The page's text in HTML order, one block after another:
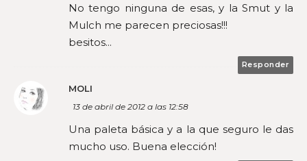
No tengo ninguna de esas, y la Smut y la
Mulch me parecen preciosas!!!
besitos...
Responder
MOLI
13 de abril de 2012 a las 12:58
Una paleta básica y a la que seguro le das
mucho uso. Buena elección!